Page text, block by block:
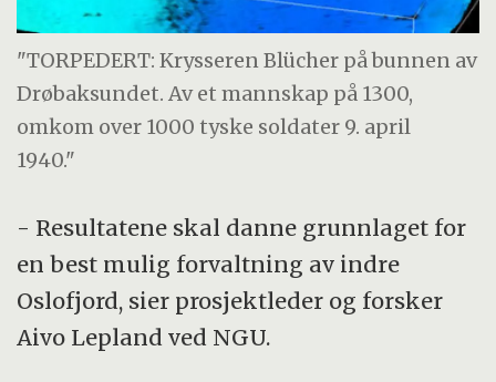
"TORPEDERT: Krysseren Blücher på bunnen av
Drøbaksundet. Av et mannskap på 1300,
omkom over 1000 tyske soldater 9. april
1940."
- Resultatene skal danne grunnlaget for
en best mulig forvaltning av indre
Oslofjord, sier prosjektleder og forsker
Aivo Lepland ved NGU.